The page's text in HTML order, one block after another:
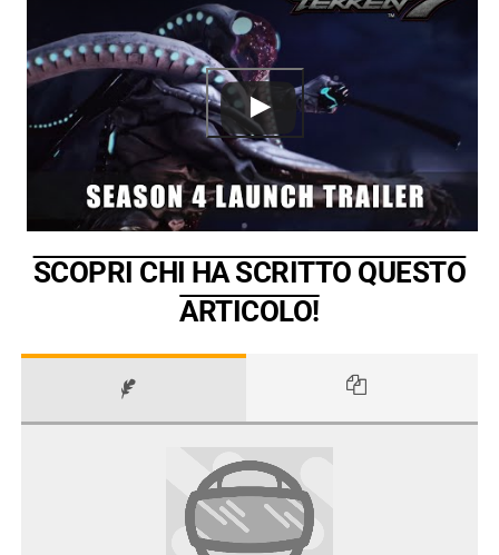
SCOPRI CHI HA SCRITTO QUESTO
ARTICOLO!